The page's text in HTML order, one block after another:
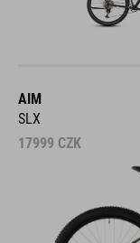
AIM
SLX
17999 CZK